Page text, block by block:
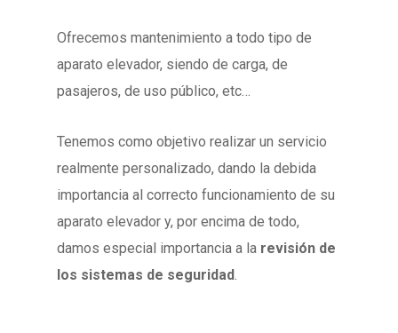
Ofrecemos mantenimiento a todo tipo de
aparato elevador, siendo de carga, de
pasajeros, de uso público, etc…
Tenemos como objetivo realizar un servicio
realmente personalizado, dando la debida
importancia al correcto funcionamiento de su
aparato elevador y, por encima de todo,
damos especial importancia a la revisión de
los sistemas de seguridad